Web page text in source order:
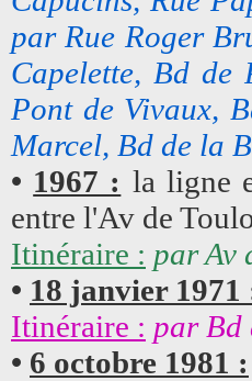
par Rue Roger
Capelette, Bd
Pont de Vivaux,
Marcel, Bd de la
• 1967 : la ligne
entre l'Av de
Itinéraire : par Av
• 18 janvier 1971
Itinéraire : par Bd
• 6 octobre 1981 :